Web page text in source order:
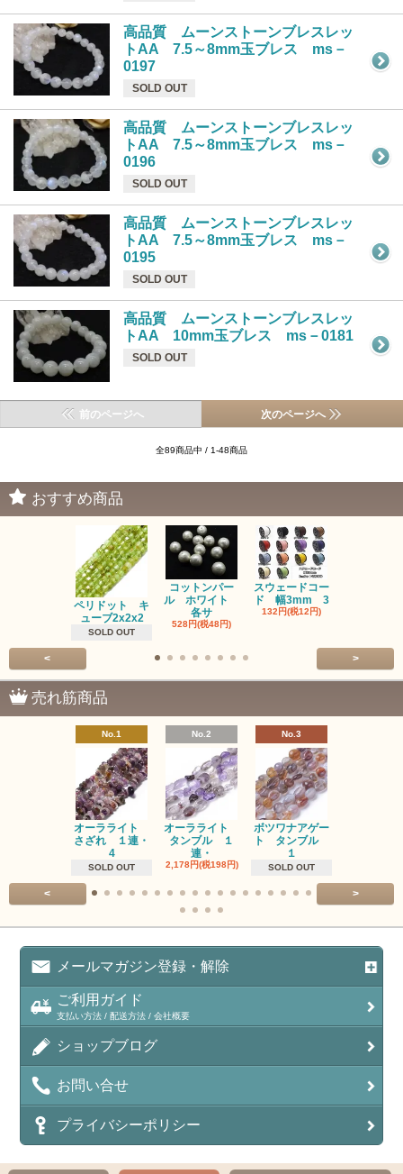
高品質 ムーンストーンブレスレッ
トAA 7.5～8mm玉ブレス ms－
0197
SOLD OUT
高品質 ムーンストーンブレスレッ
トAA 7.5～8mm玉ブレス ms－
0196
SOLD OUT
高品質 ムーンストーンブレスレッ
トAA 7.5～8mm玉ブレス ms－
0195
SOLD OUT
高品質 ムーンストーンブレスレッ
トAA 10mm玉ブレス ms－0181
SOLD OUT
前のページへ 次のページへ
全89商品中 / 1-48商品
おすすめ商品
ペリドット キ
ューブ2x2x2
SOLD OUT
コットンパー
ル ホワイト
各サ
528円(税48円)
スウェードコー
ド 幅3mm 3
132円(税12円)
< >
売れ筋商品
No.1
オーラライト
さざれ １連・
4
SOLD OUT
No.2
オーラライト
タンブル １
連・
2,178円(税198円)
No.3
ボツワナアゲー
ト タンブル
１
SOLD OUT
< >
メールマガジン登録・解除
ご利用ガイド
支払い方法 / 配送方法 / 会社概要
ショップブログ
お問い合せ
プライバシーポリシー